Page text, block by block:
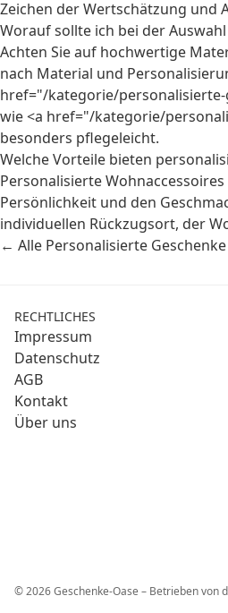
Zeichen der Wertschätzung und
Worauf sollte ich bei der
Achten Sie auf hochwertige
nach Material und
href="/kategorie/
wie <a href="/kategorie/
besonders pflegeleicht.
Welche Vorteile bieten
Personalisierte
Persönlichkeit und den
individuellen Rückzugsort, der
← Alle Personalisierte
RECHTLICHES
Impressum
Datenschutz
AGB
Kontakt
Über uns
© 2026 Geschenke-Oase – Betrieben von